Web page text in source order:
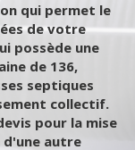
qui permet le
de votre
possède une
de 136,
septiques
collectif.
pour la mise
d'une autre